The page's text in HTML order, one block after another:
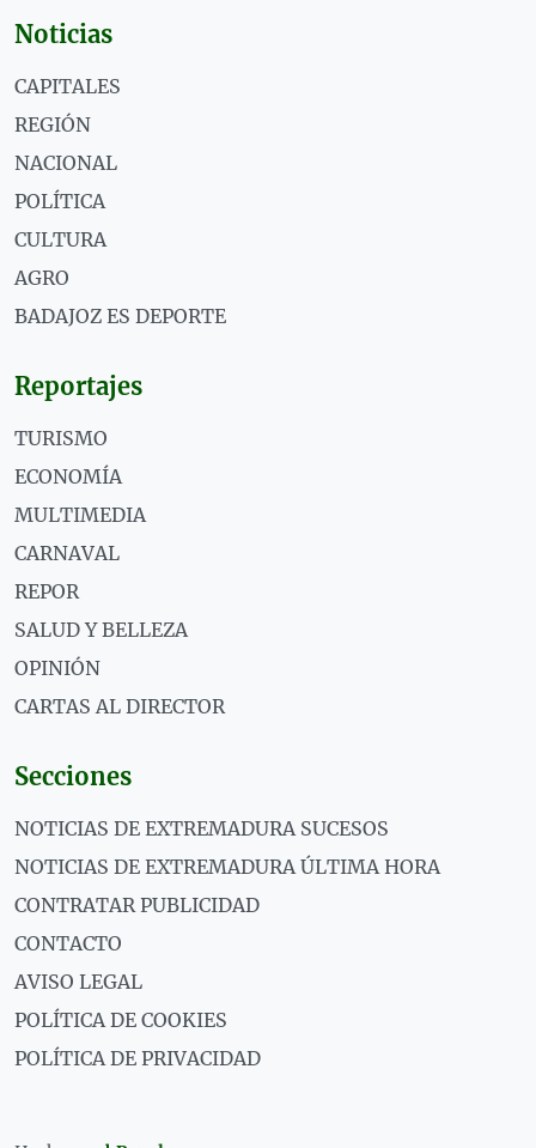
Noticias
CAPITALES
REGIÓN
NACIONAL
POLÍTICA
CULTURA
AGRO
BADAJOZ ES DEPORTE
Reportajes
TURISMO
ECONOMÍA
MULTIMEDIA
CARNAVAL
REPOR
SALUD Y BELLEZA
OPINIÓN
CARTAS AL DIRECTOR
Secciones
NOTICIAS DE EXTREMADURA SUCESOS
NOTICIAS DE EXTREMADURA ÚLTIMA HORA
CONTRATAR PUBLICIDAD
CONTACTO
AVISO LEGAL
POLÍTICA DE COOKIES
POLÍTICA DE PRIVACIDAD